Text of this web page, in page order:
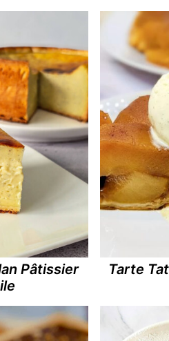
Pâtissier
Tarte